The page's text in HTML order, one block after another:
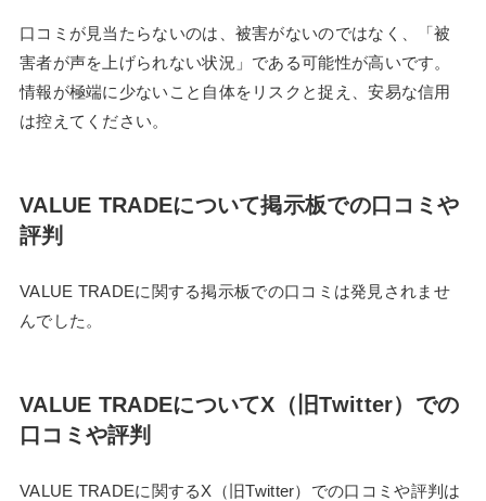
口コミが見当たらないのは、被害がないのではなく、「被
害者が声を上げられない状況」である可能性が高いです。
情報が極端に少ないこと自体をリスクと捉え、安易な信用
は控えてください。
VALUE TRADEについて掲示板での口コミや
評判
VALUE TRADEに関する掲示板での口コミは発見されませ
んでした。
VALUE TRADEについてX（旧Twitter）での
口コミや評判
VALUE TRADEに関するX（旧Twitter）での口コミや評判は